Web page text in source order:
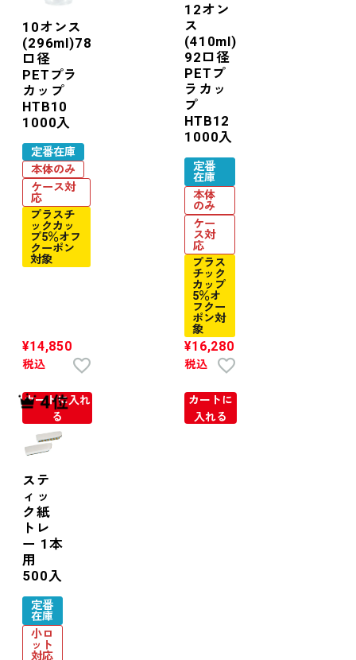
10オンス
(296ml)78
口径
PETプラ
カップ
HTB10
1000入
定番在庫
本体のみ
ケース対
応
プラスチ
ックカッ
プ5％オフ
クーポン
対象
¥14,850
税込
カートに入れ
る
12オン
ス
(410ml)
92口径
PETプ
ラカッ
プ
HTB12
1000入
定番
在庫
本体
のみ
ケー
ス対
応
プラス
チック
カップ
5％オ
フクー
ポン対
象
¥16,280
税込
カートに
入れる
ステ
ィッ
ク紙
トレ
ー 1本
用
500入
定番
在庫
小ロ
ット
対応